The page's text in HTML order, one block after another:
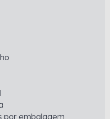
por embalagem